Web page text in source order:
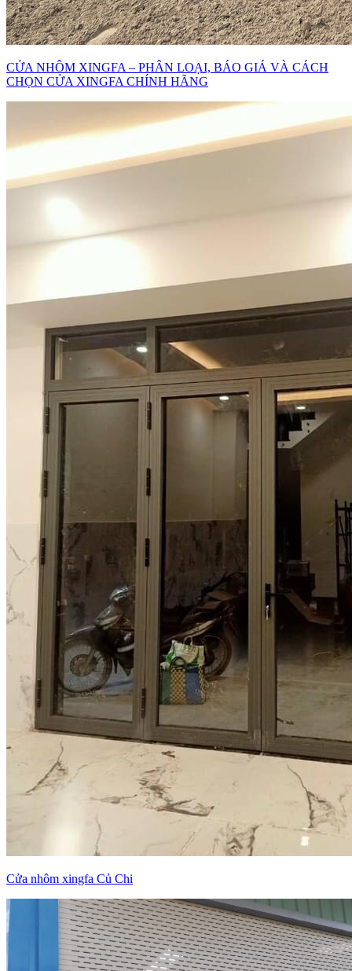
CỬA NHÔM XINGFA – PHÂN LOẠI, BÁO GIÁ VÀ CÁCH
CHỌN CỬA XINGFA CHÍNH HÃNG
Cửa nhôm xingfa Củ Chi